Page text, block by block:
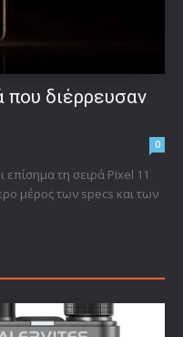
που διέρρευσαν
0
επίσημα τη σειρά Pixel 11
μέρος των specs και των